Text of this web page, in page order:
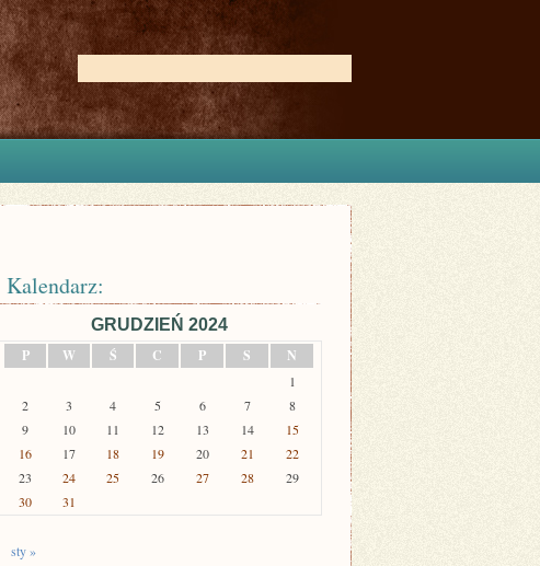
Kalendarz:
GRUDZIEŃ 2024
P
W Ś C P S N
1
2
3 4 5 6 7
8
9
10 11 12 13 14
15
16
17 18 19 20 21
22
23
24 25 26 27 28
29
30
31
sty »